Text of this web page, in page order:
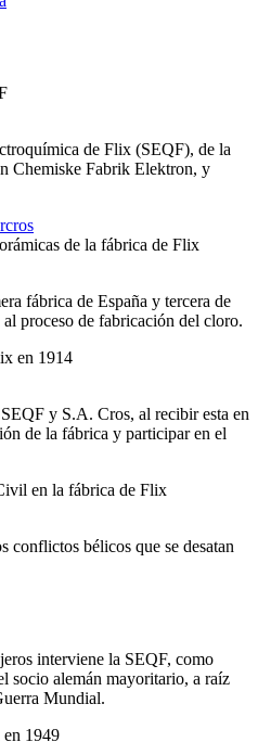
de Flix (SEQF), de la
Chemiske Fabrik Elektron, y
fábrica de España y tercera de
proceso de fabricación del cloro.
y S.A. Cros, al recibir esta en
de la fábrica y participar en el
conflictos bélicos que se desatan
interviene la SEQF, como
socio alemán mayoritario, a raíz
Mundial.